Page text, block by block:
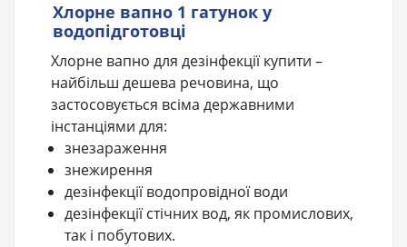
Хлорне вапно 1 гатунок у
водопідготовці
Хлорне вапно для дезінфекції купити –
найбільш дешева речовина, що
застосовується всіма державними
інстанціями для:
знезараження
знежирення
дезінфекції водопровідної води
дезінфекції стічних вод, як промислових,
так і побутових.